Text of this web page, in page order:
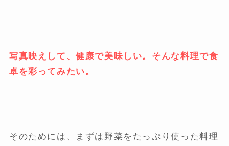
写真映えして、健康で美味しい。そんな料理で食
卓を彩ってみたい。
そのためには、まずは野菜をたっぷり使った料理